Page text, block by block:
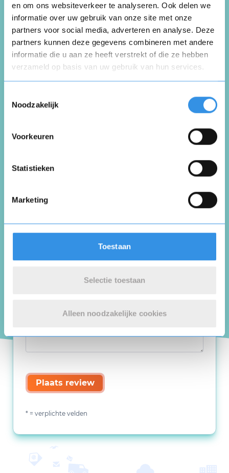
en om ons websiteverkeer te analyseren. Ook delen we
informatie over uw gebruik van onze site met onze
partners voor social media, adverteren en analyse. Deze
partners kunnen deze gegevens combineren met andere
informatie die u aan ze heeft verstrekt of die ze hebben
verzameld op basis van uw gebruik van hun services.
Noodzakelijk
Voorkeuren
Statistieken
Marketing
Toestaan
Selectie toestaan
Alleen noodzakelijke cookies
Wing Chun Organisation
Schrijf een review
Beoordeel je ervaring *
Plaats review
* = verplichte velden